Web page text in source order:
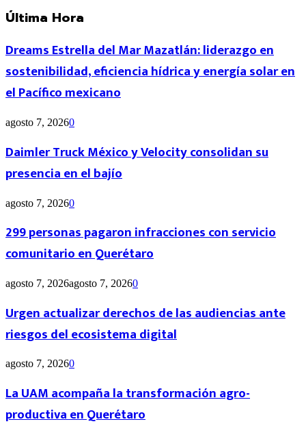
Última Hora
Dreams Estrella del Mar Mazatlán: liderazgo en
sostenibilidad, eficiencia hídrica y energía solar en
el Pacífico mexicano
agosto 7, 20260
Daimler Truck México y Velocity consolidan su
presencia en el bajío
agosto 7, 20260
299 personas pagaron infracciones con servicio
comunitario en Querétaro
agosto 7, 2026agosto 7, 20260
Urgen actualizar derechos de las audiencias ante
riesgos del ecosistema digital
agosto 7, 20260
La UAM acompaña la transformación agro-
productiva en Querétaro